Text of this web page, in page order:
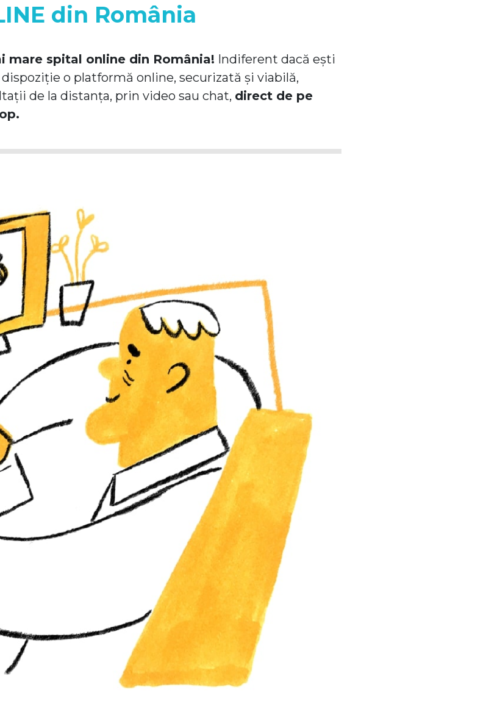
din România
mare spital online din România! Indiferent dacă ești
o platformă online, securizată și viabilă,
de la distanța, prin video sau chat, direct de pe